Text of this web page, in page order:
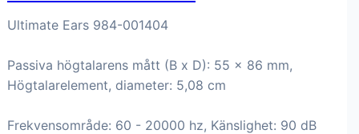
Ultimate Ears 984-001404
Passiva högtalarens mått (B x D): 55 x 86 mm,
Högtalarelement, diameter: 5,08 cm
Frekvensområde: 60 - 20000 hz, Känslighet: 90 dB